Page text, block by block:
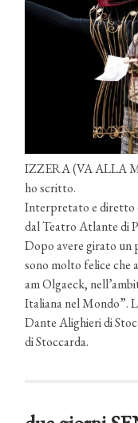
IZZERA (VA ALLA
ho scritto.
Interpretato e diretto
dal Teatro Atlante di
Dopo avere girato un
sono molto felice che
am Olgaeck,
Italiana nel Mondo”.
Dante Alighieri di
di Stoccarda.